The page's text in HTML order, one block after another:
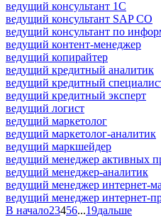
ведущий консультант 1С
ведущий консультант SAP CO
ведущий консультант по
ведущий контент-менеджер
ведущий копирайтер
ведущий кредитный аналитик
ведущий кредитный
ведущий кредитный эксперт
ведущий логист
ведущий маркетолог
ведущий маркетолог-аналитик
ведущий маркшейдер
ведущий менеджер активных
ведущий менеджер-аналитик
ведущий менеджер интернет-
ведущий менеджер интернет-
В начало23456...19дальше